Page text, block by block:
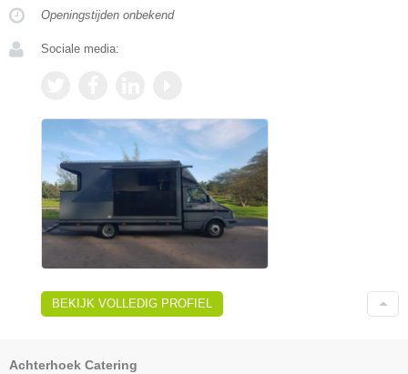
Openingstijden onbekend
Sociale media:
BEKIJK VOLLEDIG PROFIEL
Achterhoek Catering